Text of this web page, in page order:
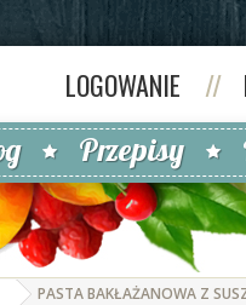
LOGOWANIE //
Przepisy
PASTA BAKŁAŻANOWA Z